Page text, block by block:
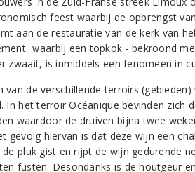
feest waarbij de opbrengst
aan de restauratie van de kerk van
waarbij een topkok - bekroond
zwaait, is inmiddels een fenomeen in
van de verschillende terroirs
In het terroir Océanique bevinden zich
waardoor de druiven bijna twee
gevolg hiervan is dat deze wijn een
pluk gist en rijpt de wijn gedurende
fusten. Desondanks is de houtgeur